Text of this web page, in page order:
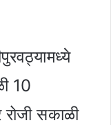
10
सकाळी